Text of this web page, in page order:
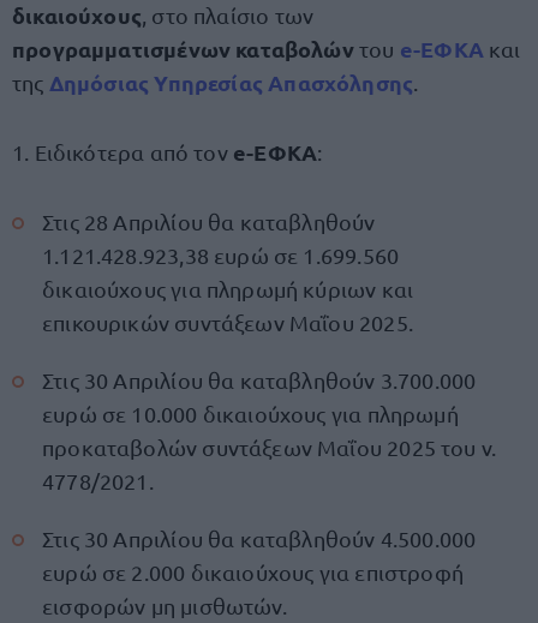
δικαιούχους , στο πλαίσιο των
προγραμματισμένων καταβολώντου e-ΕΦΚΑ και
της Δημόσιας Υπηρεσίας Απασχόλησης
1. Ειδικότερα από τον e-ΕΦΚΑ:
Στις 28 Απριλίου θα καταβληθούν
1.121.428.923,38 ευρώ σε 1.699.560
δικαιούχους για πληρωμή κύριων και
επικουρικών συντάξεων Μαΐου 2025.
Στις 30 Απριλίου θα καταβληθούν 3.700.000
ευρώ σε 10.000 δικαιούχους για πληρωμή
προκαταβολών συντάξεων Μαΐου 2025 του ν.
4778/2021.
Στις 30 Απριλίου θα καταβληθούν 4.500.000
ευρώ σε 2.000 δικαιούχους για επιστροφή
εισφορών μη μισθωτών.